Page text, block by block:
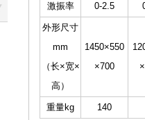
激振率 0-2.5
外形尺寸
mm
（长×宽×
高）
1450×550
×700
重量kg 140